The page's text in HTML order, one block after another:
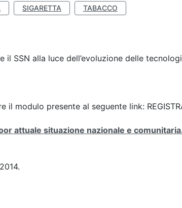
SIGARETTA TABACCO
il SSN alla luce dell’evoluzione delle
il modulo presente al seguente link:
attuale situazione nazionale e
2014.